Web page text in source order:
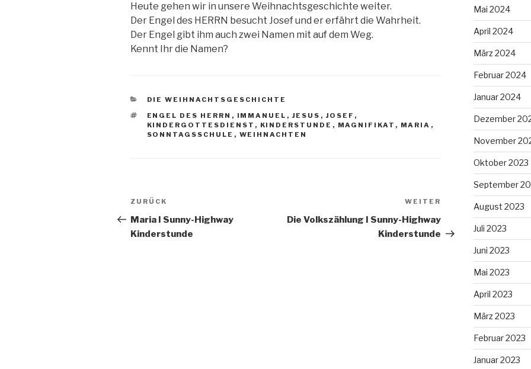
Heute gehen wir in unsere Weihnachtsgeschichte weiter.
Der Engel des HERRN besucht Josef und er erfährt die Wahrheit.
Der Engel gibt ihm auch zwei Namen mit auf dem Weg.
Kennt Ihr die Namen?
KATEGORIEN
DIE WEIHNACHTSGESCHICHTE
SCHLAGWÖRTER
ENGEL DES HERRN , IMMANUEL , JESUS , JOSEF ,
KINDERGOTTESDIENST , KINDERSTUNDE , MAGNIFIKAT , MARIA ,
SONNTAGSSCHULE , WEIHNACHTEN
Beitragsnavigation
Vorheriger
Beitrag
ZURÜCK
Maria I Sunny-Highway
Kinderstunde
Nächster
Beitrag
WEITER
Die Volkszählung I Sunny-Highway
Kinderstunde
Mai 2024
April 2024
März 2024
Februar 2024
Januar 2024
Dezember
November
Oktober 2023
September
August 2023
Juli 2023
Juni 2023
Mai 2023
April 2023
März 2023
Februar 2023
Januar 2023